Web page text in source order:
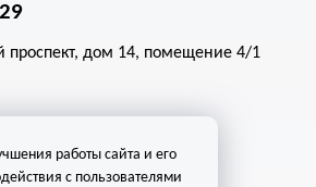
проспект, дом 14, помещение 4/1
работы сайта и его
с пользователями